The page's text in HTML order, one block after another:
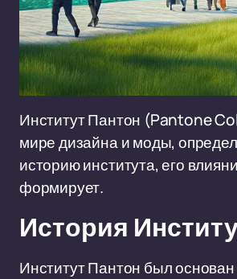
Институт Пантон (Pantone
мире дизайна и моды,
историю института, его
формирует.
История
Институт Пантон был